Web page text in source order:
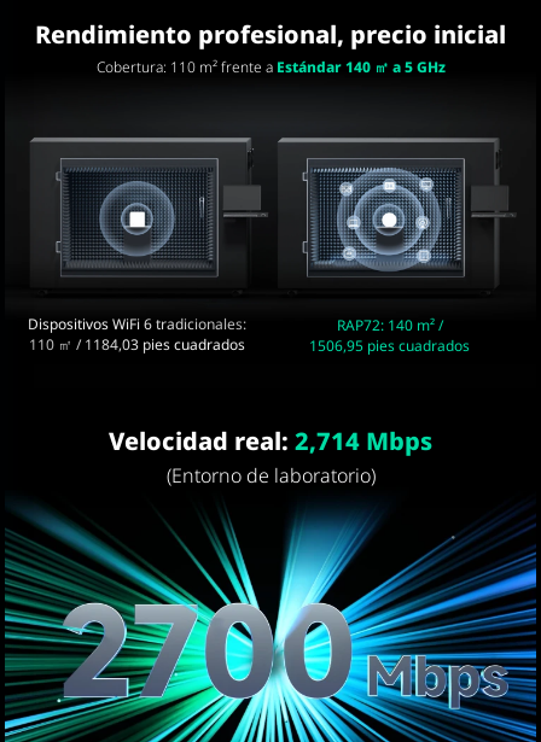
Rendimiento profesional, precio inicial
Cobertura: 110 m² frente a Estándar 140 ㎡ a 5 GHz
Dispositivos WiFi 6 tradicionales:
110 ㎡ / 1184,03 pies cuadrados
RAP72: 140 m² /
1506,95 pies cuadrados
Velocidad real: 2,714 Mbps
(Entorno de laboratorio)